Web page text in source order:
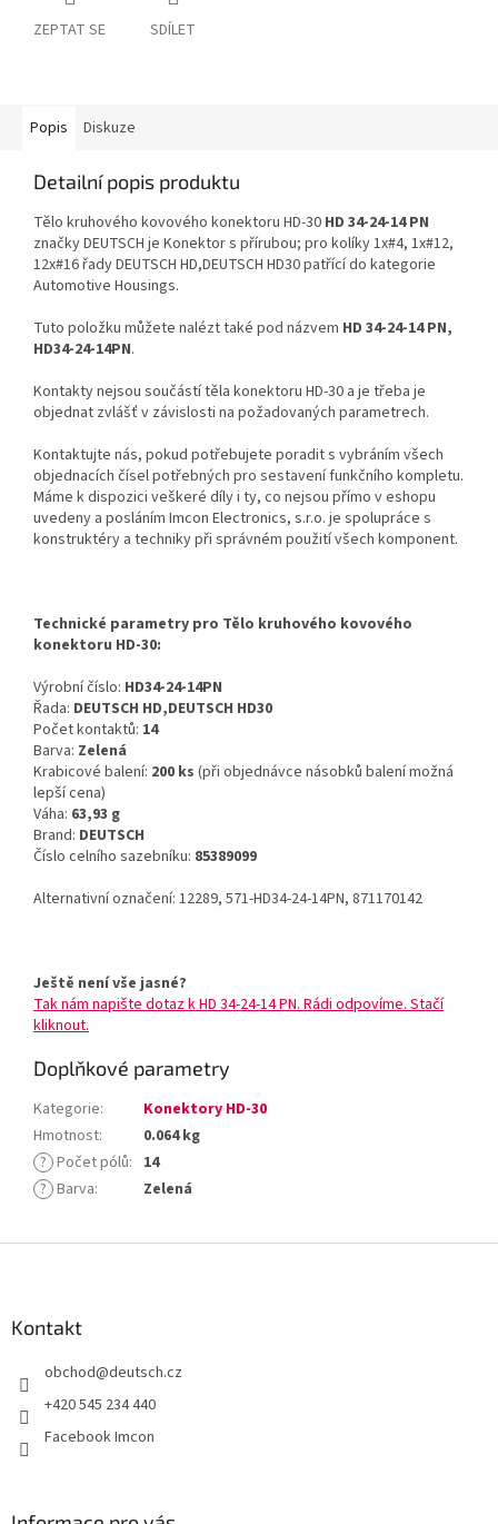
ZEPTAT SE SDÍLET
Popis Diskuze
Detailní popis produktu
Tělo kruhového kovového konektoru HD-30 HD 34-24-14 PN
značky DEUTSCH je Konektor s přírubou; pro kolíky 1x#4, 1x#12,
12x#16 řady DEUTSCH HD,DEUTSCH HD30 patřící do kategorie
Automotive Housings.
Tuto položku můžete nalézt také pod názvem HD 34-24-14 PN,
HD34-24-14PN.
Kontakty nejsou součástí těla konektoru HD-30 a je třeba je
objednat zvlášť v závislosti na požadovaných parametrech.
Kontaktujte nás, pokud potřebujete poradit s vybráním všech
objednacích čísel potřebných pro sestavení funkčního kompletu.
Máme k dispozici veškeré díly i ty, co nejsou přímo v eshopu
uvedeny a posláním Imcon Electronics, s.r.o. je spolupráce s
konstruktéry a techniky při správném použití všech komponent.
Technické parametry pro Tělo kruhového kovového
konektoru HD-30:
Výrobní číslo: HD34-24-14PN
Řada: DEUTSCH HD,DEUTSCH HD30
Počet kontaktů: 14
Barva: Zelená
Krabicové balení: 200 ks (při objednávce násobků balení možná
lepší cena)
Váha: 63,93 g
Brand: DEUTSCH
Číslo celního sazebníku: 85389099
Alternativní označení: 12289, 571-HD34-24-14PN, 871170142
Ještě není vše jasné?
Tak nám napište dotaz k HD 34-24-14 PN. Rádi odpovíme. Stačí
kliknout.
Doplňkové parametry
Kategorie:
Konektory HD-30
Hmotnost:
0.064 kg
? Počet pólů: 14
? Barva: Zelená
Kontakt
obchod@deutsch.cz
+420 545 234 440
Facebook Imcon